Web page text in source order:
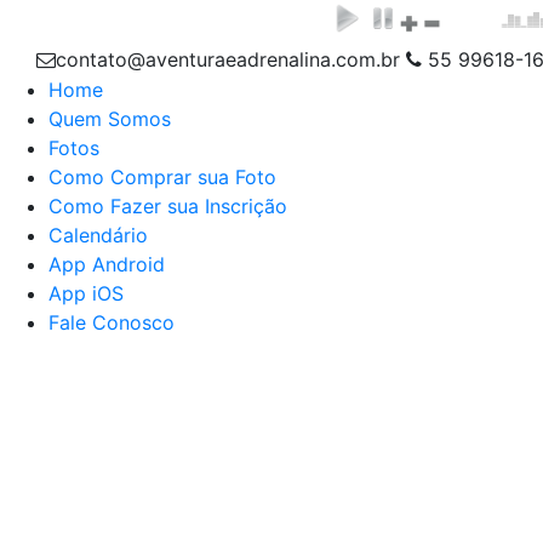
contato@aventuraeadrenalina.com.br 55 99618-
Home
Quem Somos
Fotos
Como Comprar sua Foto
Como Fazer sua Inscrição
Calendário
App Android
App iOS
Fale Conosco